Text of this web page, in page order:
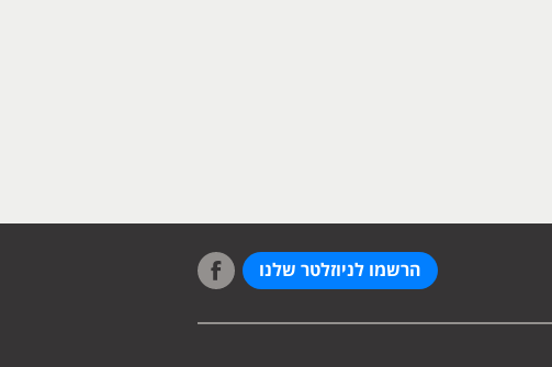
הרשמו לניוזלטר שלנו